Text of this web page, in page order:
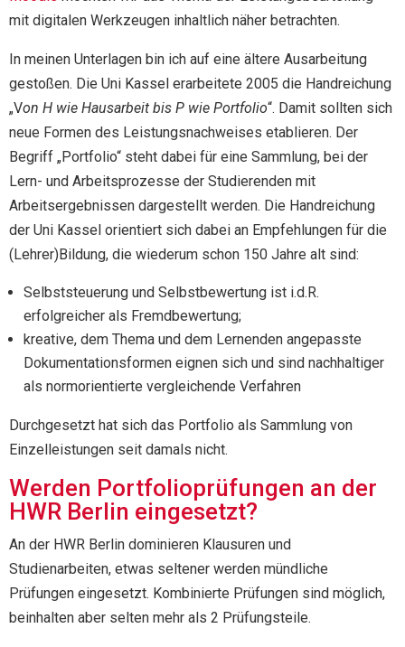
mit digitalen Werkzeugen inhaltlich näher betrachten.
In meinen Unterlagen bin ich auf eine ältere Ausarbeitung
gestoßen. Die Uni Kassel erarbeitete 2005 die Handreichung
„Von H wie Hausarbeit bis P wie Portfolio“. Damit sollten sich
neue Formen des Leistungsnachweises etablieren. Der
Begriff „Portfolio“ steht dabei für eine Sammlung, bei der
Lern- und Arbeitsprozesse der Studierenden mit
Arbeitsergebnissen dargestellt werden. Die Handreichung
der Uni Kassel orientiert sich dabei an Empfehlungen für die
(Lehrer)Bildung, die wiederum schon 150 Jahre alt sind:
Selbststeuerung und Selbstbewertung ist i.d.R.
erfolgreicher als Fremdbewertung;
kreative, dem Thema und dem Lernenden angepasste
Dokumentationsformen eignen sich und sind nachhaltiger
als normorientierte vergleichende Verfahren
Durchgesetzt hat sich das Portfolio als Sammlung von
Einzelleistungen seit damals nicht.
Werden Portfolioprüfungen an der
HWR Berlin eingesetzt?
An der HWR Berlin dominieren Klausuren und
Studienarbeiten, etwas seltener werden mündliche
Prüfungen eingesetzt. Kombinierte Prüfungen sind möglich,
beinhalten aber selten mehr als 2 Prüfungsteile.